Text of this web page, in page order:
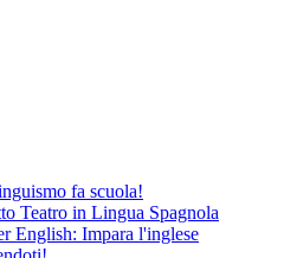
fa scuola!
Teatro in Lingua Spagnola
English: Impara l'inglese